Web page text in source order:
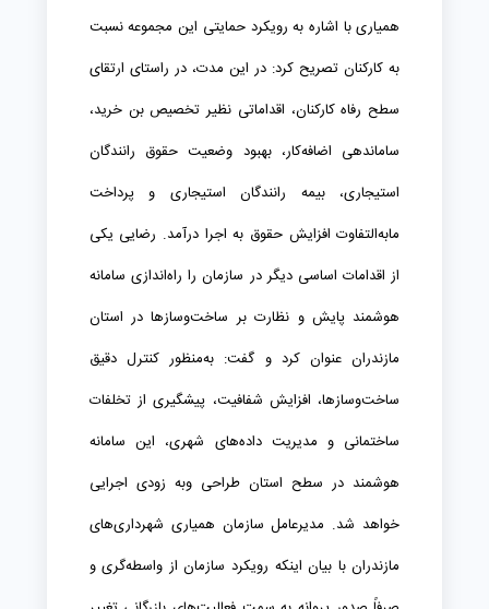
همیاری با اشاره به رویکرد حمایتی این مجموعه نسبت
به کارکنان تصریح کرد: در این مدت، در راستای ارتقای
سطح رفاه کارکنان، اقداماتی نظیر تخصیص بن خرید،
ساماندهی اضافه‌کار، بهبود وضعیت حقوق رانندگان
استیجاری، بیمه رانندگان استیجاری و پرداخت
مابه‌التفاوت افزایش حقوق به اجرا درآمد. رضایی یکی
از اقدامات اساسی دیگر در سازمان را راه‌اندازی سامانه
هوشمند پایش و نظارت بر ساخت‌وسازها در استان
مازندران عنوان کرد و گفت: به‌منظور کنترل دقیق
ساخت‌وسازها، افزایش شفافیت، پیشگیری از تخلفات
ساختمانی و مدیریت داده‌های شهری، این سامانه
هوشمند در سطح استان طراحی وبه زودی اجرایی
خواهد شد. مدیرعامل سازمان همیاری شهرداری‌های
مازندران با بیان اینکه رویکرد سازمان از واسطه‌گری و